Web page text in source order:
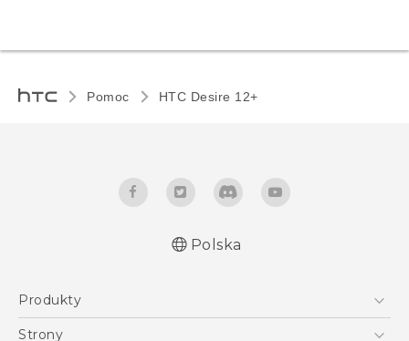
Pomoc HTC Desire 12+‎
Polska
Produkty
Smartfony
Strony